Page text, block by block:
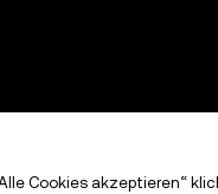
Cookies akzeptieren“